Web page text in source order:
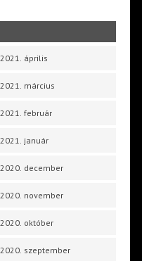
2021. április
2021. március
2021. február
2021. január
2020. december
2020. november
2020. október
2020. szeptember